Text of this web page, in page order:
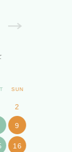
SUN
2
9
16